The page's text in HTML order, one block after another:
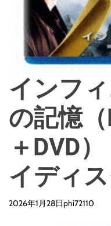
インフ
の記憶
＋DVD
イディス
2026年1月28日phi72110